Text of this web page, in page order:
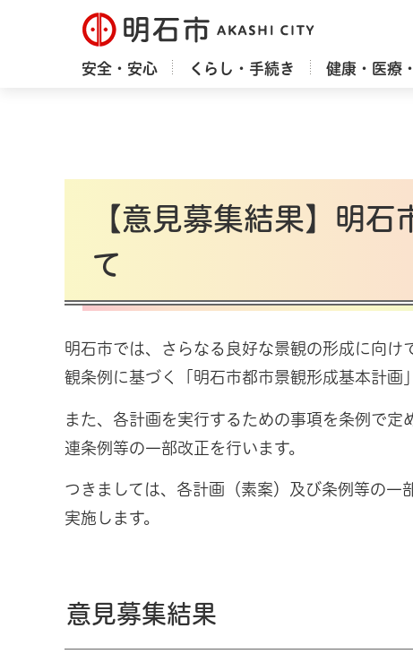
明石市
安全・安心 くらし・手続き 健康・医療
【意見募集結果】明
て
明石市では、さらなる良好な景観の形成に向
観条例に基づく「明石市都市景観形成基本計画
また、各計画を実行するための事項を条例で
連条例等の一部改正を行います。
つきましては、各計画（素案）及び条例等の
実施します。
意見募集結果